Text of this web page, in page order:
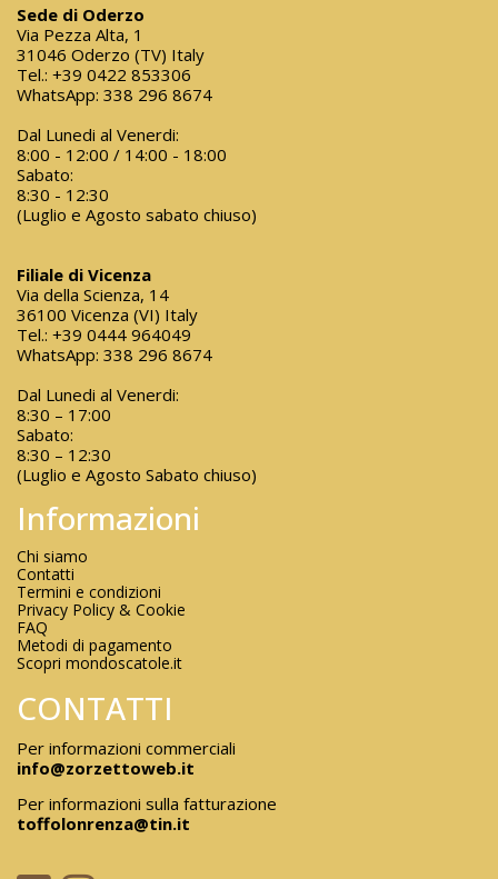
Sede di Oderzo
Via Pezza Alta, 1
31046 Oderzo (TV) Italy
Tel.: +39 0422 853306
WhatsApp: 338 296 8674
Dal Lunedi al Venerdi:
8:00 - 12:00 / 14:00 - 18:00
Sabato:
8:30 - 12:30
(Luglio e Agosto sabato chiuso)
Filiale di Vicenza
Via della Scienza, 14
36100 Vicenza (VI) Italy
Tel.: +39 0444 964049
WhatsApp: 338 296 8674
Dal Lunedi al Venerdi:
8:30 – 17:00
Sabato:
8:30 – 12:30
(Luglio e Agosto Sabato chiuso)
Informazioni
Chi siamo
Contatti
Termini e condizioni
Privacy Policy & Cookie
FAQ
Metodi di pagamento
Scopri mondoscatole.it
CONTATTI
Per informazioni commerciali
info@zorzettoweb.it
Per informazioni sulla fatturazione
toffolonrenza@tin.it